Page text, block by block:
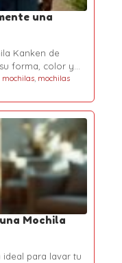
una
Kanken de
forma, color y…
mochilas, mochilas
Mochila
para lavar tu